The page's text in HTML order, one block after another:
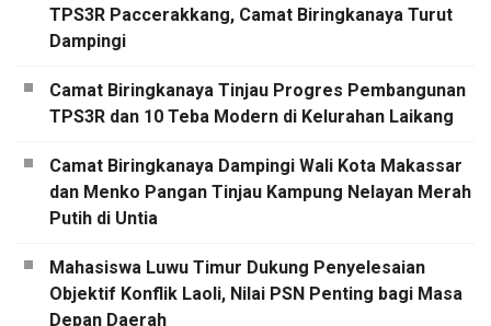
TPS3R Paccerakkang, Camat Biringkanaya Turut
Dampingi
Camat Biringkanaya Tinjau Progres Pembangunan
TPS3R dan 10 Teba Modern di Kelurahan Laikang
Camat Biringkanaya Dampingi Wali Kota Makassar
dan Menko Pangan Tinjau Kampung Nelayan Merah
Putih di Untia
Mahasiswa Luwu Timur Dukung Penyelesaian
Objektif Konflik Laoli, Nilai PSN Penting bagi Masa
Depan Daerah